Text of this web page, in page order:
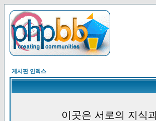
게시판 인덱스
이곳은 서로의 지식